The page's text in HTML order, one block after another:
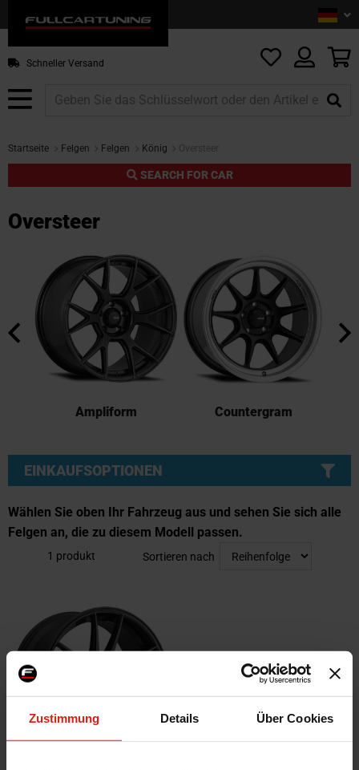
Zustimmung Details Über Cookies
Schneller Versand
Startseite Felgen Felgen König
SEARCH FOR CAR
Oversteer
Ampliform Countergram
EINKAUFSOPTIONEN
Wählen Sie oben Ihr Fahrzeug aus und sehen Sie sich alle
Felgen an, die zu diesem Modell passen.
1 produkt Sortieren nach